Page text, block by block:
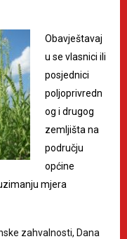
Obavještavaj
u se vlasnici ili
posjednici
poljoprivredn
og i drugog
zemljišta na
području
općine
mjera
zahvalnosti, Dana